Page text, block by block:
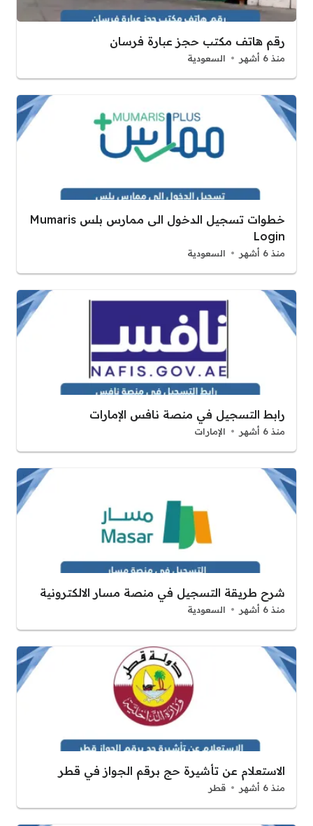
رقم هاتف مكتب حجز عبارة فرسان
منذ 6 أشهر السعودية
خطوات تسجيل الدخول الى ممارس بلس Mumaris
Login
منذ 6 أشهر السعودية
رابط التسجيل في منصة نافس الإمارات
منذ 6 أشهر الإمارات
شرح طريقة التسجيل في منصة مسار الالكترونية
منذ 6 أشهر السعودية
الاستعلام عن تأشيرة حج برقم الجواز في قطر
منذ 6 أشهر قطر